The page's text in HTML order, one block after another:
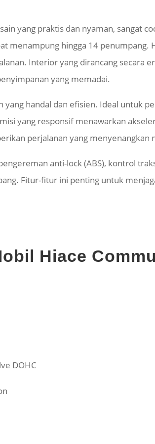
yang praktis dan nyaman, sangat
menampung hingga 14
Interior yang dirancang secara
yang memadai.
handal dan efisien. Ideal untuk
yang responsif menawarkan
perjalanan yang menyenangkan
anti-lock (ABS), kontrol
Fitur-fitur ini penting untuk
Hiace
DOHC